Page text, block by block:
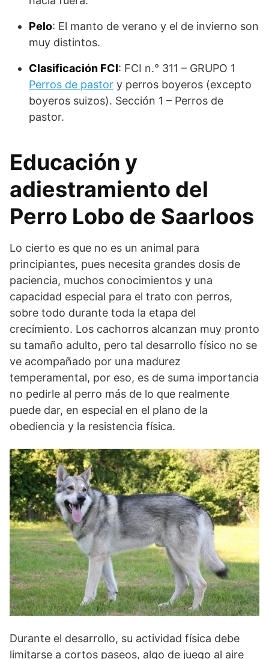
Pelo: El manto de verano y el de invierno son
muy distintos.
Clasificación FCI: FCI n.° 311 – GRUPO 1
Perros de pastor y perros boyeros (excepto
boyeros suizos). Sección 1 – Perros de
pastor.
Educación y
adiestramiento del
Perro Lobo de Saarloos
Lo cierto es que no es un animal para
principiantes, pues necesita grandes dosis de
paciencia, muchos conocimientos y una
capacidad especial para el trato con perros,
sobre todo durante toda la etapa del
crecimiento. Los cachorros alcanzan muy pronto
su tamaño adulto, pero tal desarrollo físico no se
ve acompañado por una madurez
temperamental, por eso, es de suma importancia
no pedirle al perro más de lo que realmente
puede dar, en especial en el plano de la
obediencia y la resistencia física.
Durante el desarrollo, su actividad física debe
limitarse a cortos paseos, algo de juego al aire